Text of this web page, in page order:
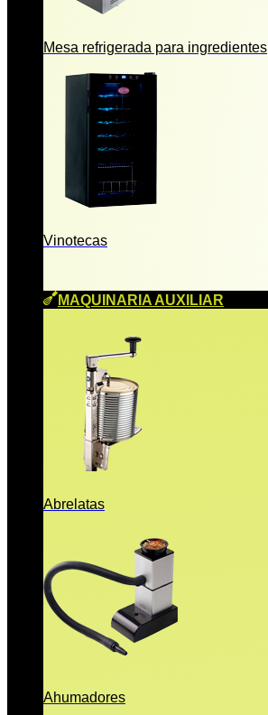
Mesa refrigerada para ingredientes
Vinotecas
MAQUINARIA AUXILIAR
Abrelatas
Ahumadores